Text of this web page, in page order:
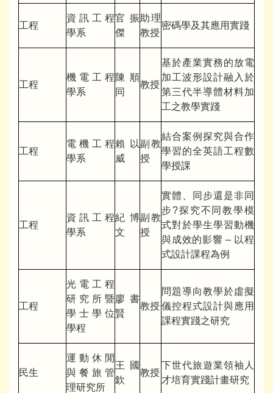
工程
資訊工程
學系
官振
傑
助理
教授
密碼學及其應用實踐
工程
機電工程
學系
陳順
同
教授
基於產業實務的放電
加工波形設計融入於
第三代半導體材料加
工之教學實踐
工程
電機工程
學系
賴以
威
副教
授
結合案例探究與合作
學習的全英語工程數
學授課
工程
資訊工程
學系
紀博
文
副教
授
實體、同步還是非同
步?探究不同教學模
式對於學生學習動機
與成效的影響 – 以程
式設計課程為例
工程
光電工程
研究所暨
學士學位
學程
廖書
賢
教授
問題導向教學於虛擬
儀控程式設計與應用
課程實踐之研究
民生
運動休閒
與餐旅管
理研究所
王國
欽
教授
下世代旅遊業領袖人
才培育實踐計畫研究